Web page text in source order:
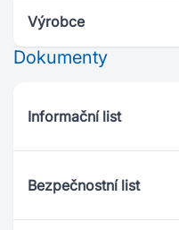
Výrobce
Dokumenty
Informační list
Bezpečnostní list